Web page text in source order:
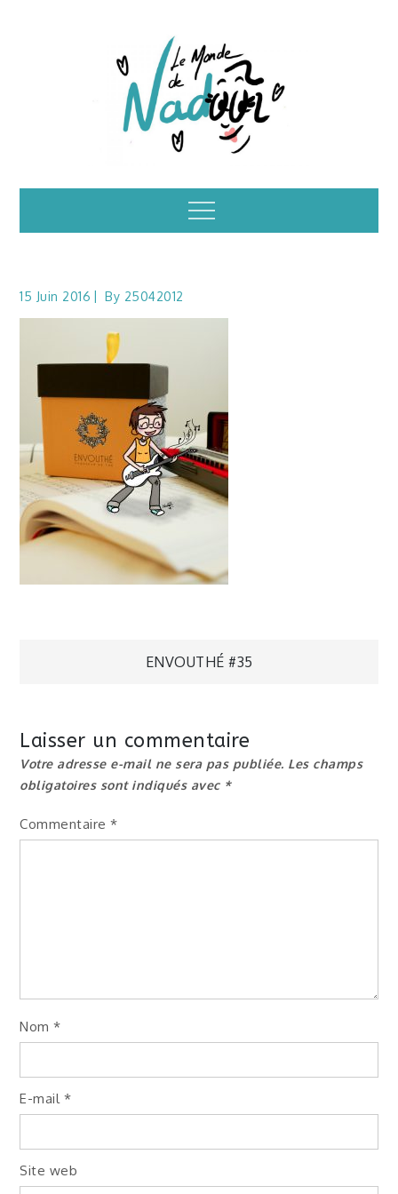
Illustrations – le
monde de Nadoo
Menu
15 Juin 2016 By 25042012
Navigation
l’article
ENVOUTHÉ #35
Laisser un commentaire
Votre adresse e-mail ne sera pas publiée. Les champs
obligatoires sont indiqués avec *
Commentaire*
Nom*
E-mail *
Site web